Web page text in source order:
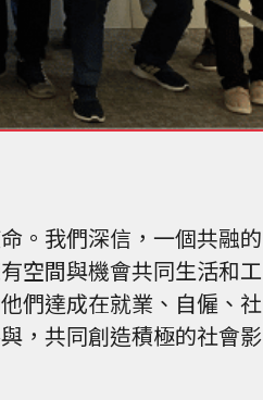
。我們深信，一個共融的
空間與機會共同生活和工
們達成在就業、自僱、社
，共同創造積極的社會影